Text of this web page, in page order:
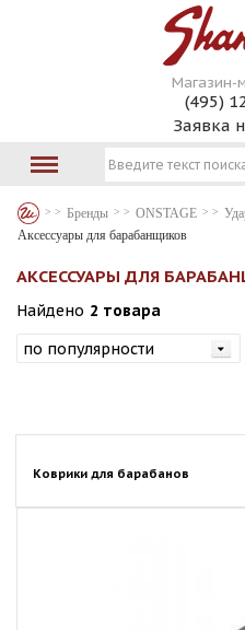
Магазин-
(495)
Заявка
Бренды ONSTAGE
Аксессуары для барабанщиков
АКСЕССУАРЫ ДЛЯ
Найдено 2 товара
Коврики для барабанов